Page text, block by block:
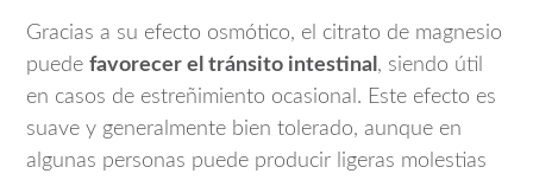
Gracias a su efecto osmótico, el citrato de magnesio
puede favorecer el tránsito intestinal , siendo útil
en casos de estreñimiento ocasional. Este efecto es
suave y generalmente bien tolerado, aunque en
algunas personas puede producir ligeras molestias